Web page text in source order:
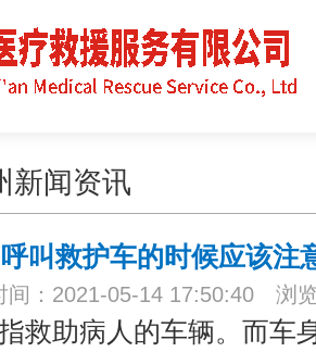
新闻资讯
叫救护车的时候应该注
间：2021-05-14 17:50:40 浏
救助病人的车辆。而车